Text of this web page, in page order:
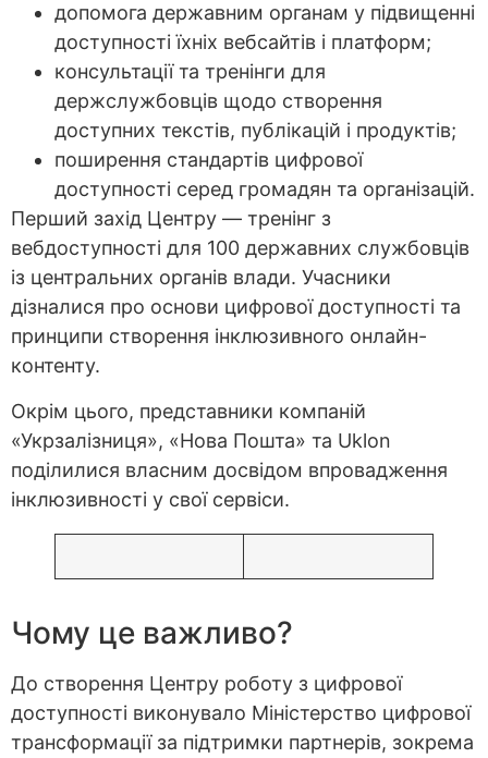
допомога державним органам у підвищенні
доступності їхніх вебсайтів і платформ;
консультації та тренінги для
держслужбовців щодо створення
доступних текстів, публікацій і продуктів;
поширення стандартів цифрової
доступності серед громадян та організацій.
Перший захід Центру — тренінг з
вебдоступності для 100 державних службовців
із центральних органів влади. Учасники
дізналися про основи цифрової доступності та
принципи створення інклюзивного онлайн-
контенту.
Окрім цього, представники компаній
«Укрзалізниця», «Нова Пошта» та Uklon
поділилися власним досвідом впровадження
інклюзивності у свої сервіси.
Чому це важливо?
До створення Центру роботу з цифрової
доступності виконувало Міністерство цифрової
трансформації за підтримки партнерів, зокрема